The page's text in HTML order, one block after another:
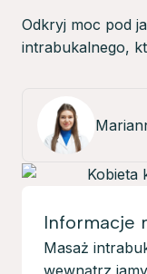
Odkryj moc pod
intrabukalnego,
Informacje
Masaż